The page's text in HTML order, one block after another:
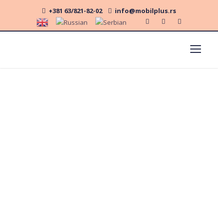
+381 63/821-82-02 info@mobilplus.rs